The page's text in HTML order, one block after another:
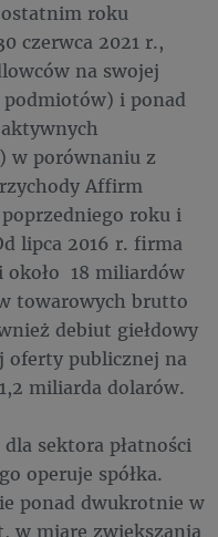
roku
czerwca 2021 r.,
na swojej
i ponad
w porównaniu z
Affirm
roku i
lipca 2016 r. firma
około 18 miliardów
towarowych brutto
debiut giełdowy
oferty publicznej na
miliarda dolarów.
sektora płatności
operuje spółka.
ponad dwukrotnie w
w miarę zwiększania